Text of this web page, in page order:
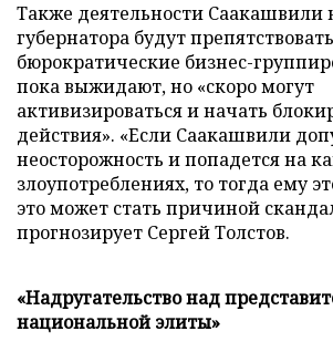
Также деятельности Саакашвили
губернатора будут
бюрократические бизнес-
пока выжидают, но «скоро могут
активизироваться и начать
действия». «Если Саакашвили
неосторожность и попадется на
злоупотреблениях, то тогда ему
это может стать причиной
прогнозирует Сергей Толстов.
«Надругательство над
национальной элиты»